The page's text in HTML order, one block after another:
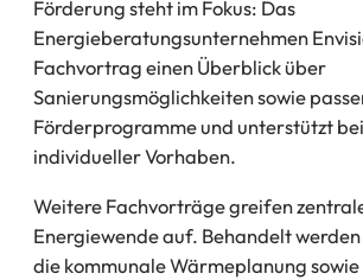
Förderung steht im Fokus: Das
Energieberatungsunternehmen
Fachvortrag einen Überblick über
Sanierungsmöglichkeiten sowie
Förderprogramme und unterstützt
individueller Vorhaben.
Weitere Fachvorträge greifen
Energiewende auf. Behandelt
die kommunale Wärmeplanung